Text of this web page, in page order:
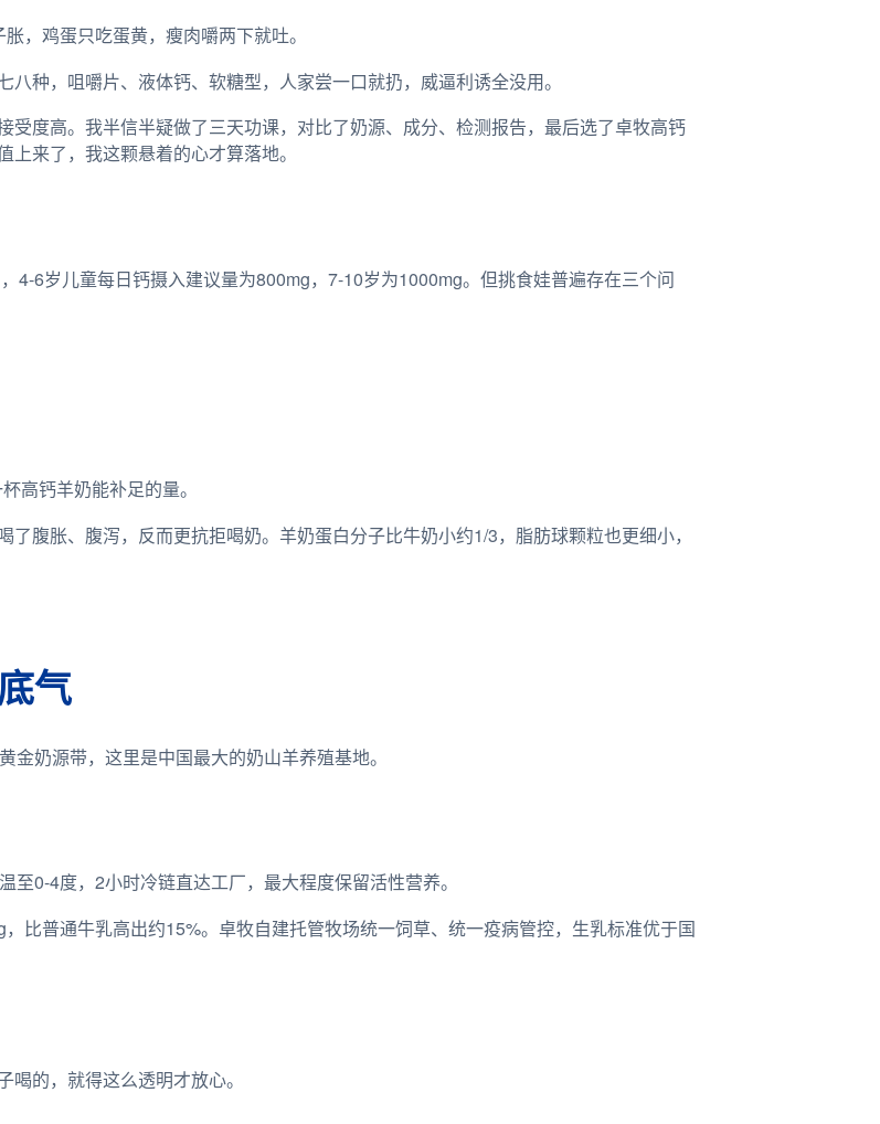
，鸡蛋只吃蛋黄，瘦肉嚼两下就吐。
种，咀嚼片、液体钙、软糖型，人家尝一口就扔，威逼利诱全没用。
度高。我半信半疑做了三天功课，对比了奶源、成分、检测报告，最后选了卓牧高钙
来了，我这颗悬着的心才算落地。
6岁儿童每日钙摄入建议量为800mg，7-10岁为1000mg。但挑食娃普遍存在三个问
高钙羊奶能补足的量。
腹胀、腹泻，反而更抗拒喝奶。羊奶蛋白分子比牛奶小约1/3，脂肪球颗粒也更细小，
气
奶源带，这里是中国最大的奶山羊养殖基地。
0-4度，2小时冷链直达工厂，最大程度保留活性营养。
比普通牛乳高出约15%。卓牧自建托管牧场统一饲草、统一疫病管控，生乳标准优于国
的，就得这么透明才放心。